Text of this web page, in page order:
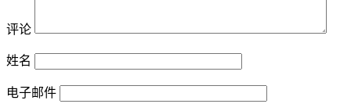
评论
姓名
电子邮件